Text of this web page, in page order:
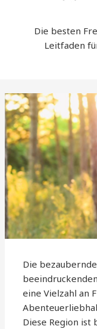
Die besten
Leitfaden
Die
eine Vielzahl an
Diese Region